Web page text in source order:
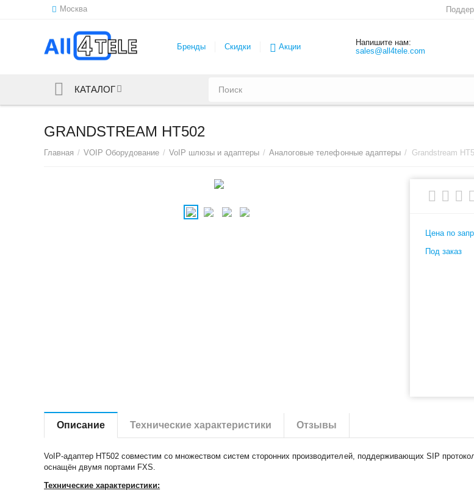
Москва
Бренды Скидки Акции
Напишите нам:
sales@all4tele.com
КАТАЛОГ
GRANDSTREAM HT502
Главная / VOIP Оборудование / VoIP шлюзы и адаптеры / Аналоговые телефонные адаптеры / Grandstream
Цена по
Под заказ
Описание Технические характеристики Отзывы
VoIP-адаптер HT502 совместим со множеством систем сторонних производителей, поддерживающих SIP
оснащён двумя портами FXS.
Технические характеристики: